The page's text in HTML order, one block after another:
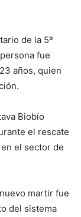
de la 5º
fue
años, quien
Biobío
el rescate
el sector de
martir fue
del sistema